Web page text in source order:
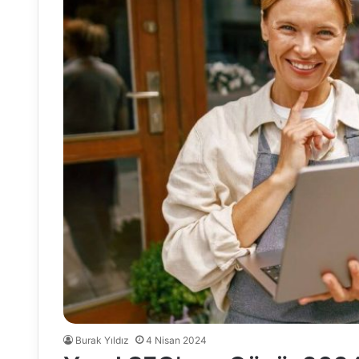
Burak Yıldız 4 Nisan 2024